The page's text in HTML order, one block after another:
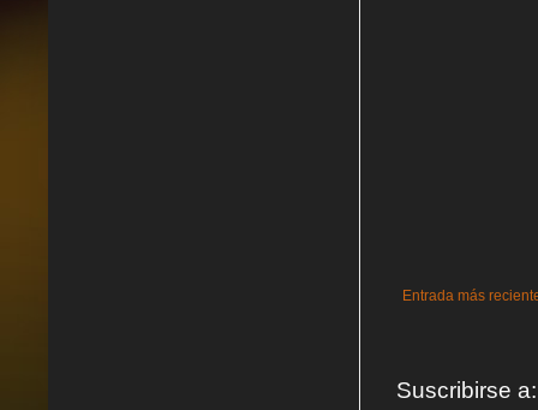
Entrada más
Suscribirse